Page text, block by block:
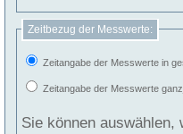
Zeitbezug der Messwerte:
Zeitangabe der Messwerte in
Zeitangabe der Messwerte
Sie können auswählen,